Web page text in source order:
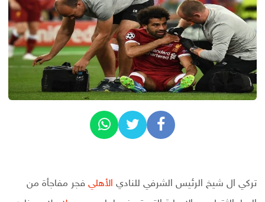
تركي ال شيخ الرئيس الشرفي للنادي الأهلي فجر مفاجأة من